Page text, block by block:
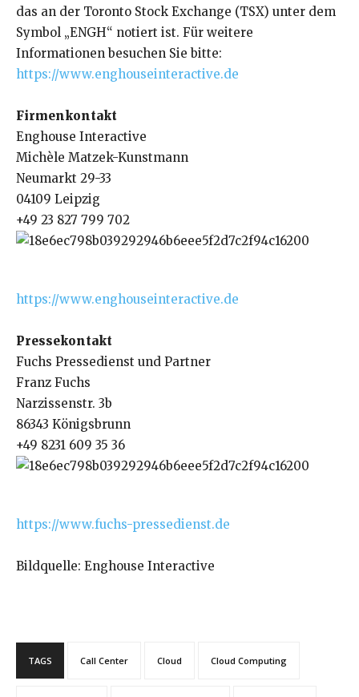
das an der Toronto Stock Exchange (TSX) unter dem
Symbol „ENGH“ notiert ist. Für weitere
Informationen besuchen Sie bitte:
https://www.enghouseinteractive.de
Firmenkontakt
Enghouse Interactive
Michèle Matzek-Kunstmann
Neumarkt 29-33
04109 Leipzig
+49 23 827 799 702
https://www.enghouseinteractive.de
Pressekontakt
Fuchs Pressedienst und Partner
Franz Fuchs
Narzissenstr. 3b
86343 Königsbrunn
+49 8231 609 35 36
https://www.fuchs-pressedienst.de
Bildquelle: Enghouse Interactive
TAGS Call Center Cloud Cloud Computing